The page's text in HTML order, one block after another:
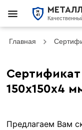
МЕТАЛЛ
Главная
150х150х4
Предлагаем Вам